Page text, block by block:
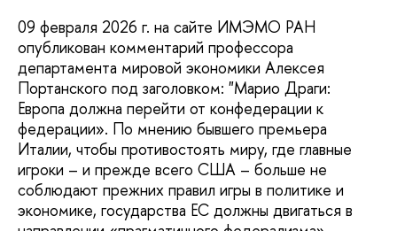
09 февраля 2026 г. на сайте ИМЭМО РАН
опубликован комментарий профессора
департамента мировой экономики Алексея
Портанского под заголовком: "Марио Драги:
Европа должна перейти от конфедерации к
федерации». По мнению бывшего премьера
Италии, чтобы противостоять миру, где главные
игроки – и прежде всего США – больше не
соблюдают прежних правил игры в политике и
экономике, государства ЕС должны двигаться в